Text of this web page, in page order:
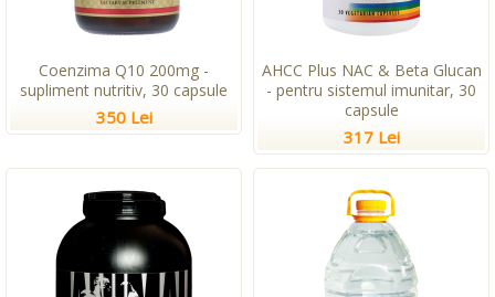
Coenzima Q10 200mg -
supliment nutritiv, 30 capsule
350 Lei
AHCC Plus NAC & Beta Glucan
- pentru sistemul imunitar, 30
capsule
317 Lei